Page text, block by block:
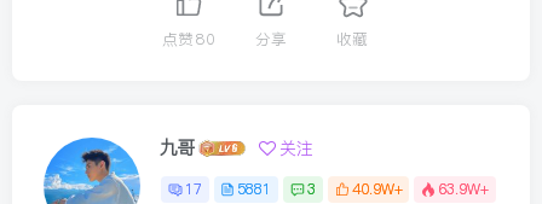
点赞80 分享 收藏
九哥 关注
17 5881 3 40.9W+
63.9W+